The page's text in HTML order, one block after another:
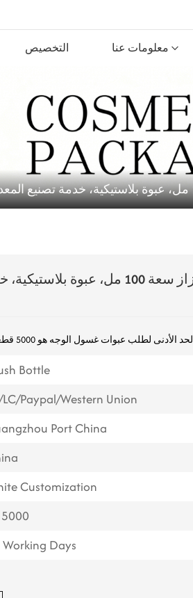
التخصيص معلومات عنا
فرشاة تنظيف الوجه بالاهتزاز سعة 100
Bottle
LC/Paypal/Western Union
Port China
Customization
5000
Days